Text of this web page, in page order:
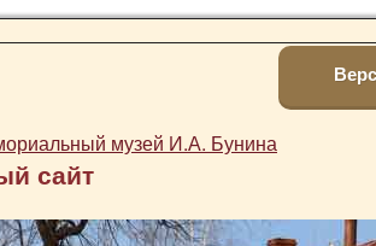
музей И.А. Бунина
сайт